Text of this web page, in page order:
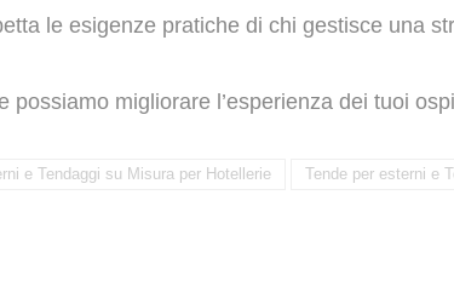
le esigenze pratiche di chi gestisce una
migliorare l’esperienza dei tuoi
e Tendaggi su Misura per Hotellerie Tende per esterni e